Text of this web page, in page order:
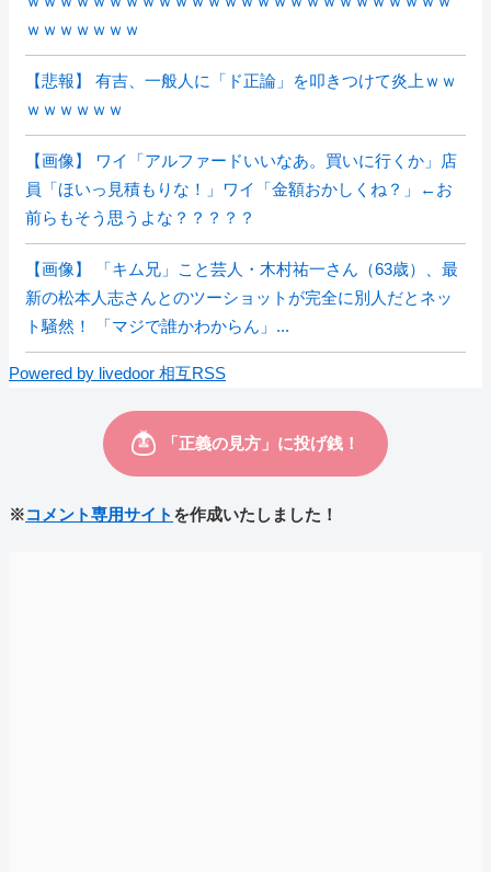
ｗｗｗｗｗｗｗ
【悲報】 有吉、一般人に「ド正論」を叩きつけて炎上ｗｗ
ｗｗｗｗｗｗ
【画像】 ワイ「アルファードいいなあ。買いに行くか」店
員「ほいっ見積もりな！」ワイ「金額おかしくね？」←お
前らもそう思うよな？？？？？
【画像】 「キム兄」こと芸人・木村祐一さん（63歳）、最
新の松本人志さんとのツーショットが完全に別人だとネッ
ト騒然！ 「マジで誰かわからん」...
Powered by livedoor 相互RSS
※コメント専用サイト を作成いたしました！